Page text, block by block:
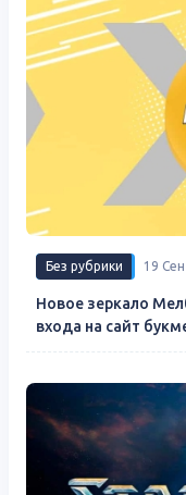
Без рубрики 19
Новое зеркало
входа на сайт